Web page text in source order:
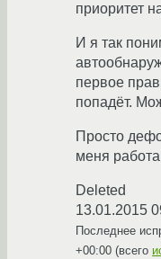
приоритет
И я так
первое
попадёт.
Просто
меня
Deleted
13.01.2015
Последнее
+00:00 (всего